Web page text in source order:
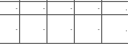
- - - - .
- - - - .